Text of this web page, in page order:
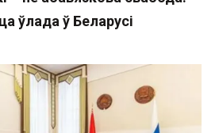
ўлада ў Беларусі